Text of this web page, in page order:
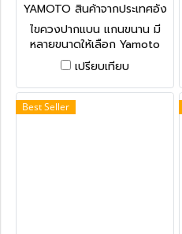
YAMOTO สินค้าจากประเทศอัง
กฤษ-1
ไขควงปากแบน แกนขนาน มี
หลายขนาดให้เลือก Yamoto
Tri-LineTM -Screwdriver:
Parallel Tip
เปรียบเทียบ
Best Seller